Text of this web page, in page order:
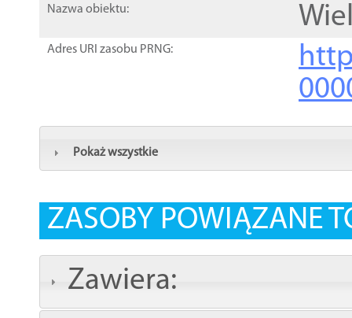
Nazwa obiektu:
Adres URI zasobu PRNG:
Pokaż wszystkie
ZASOBY POWIĄZANE
Zawiera: